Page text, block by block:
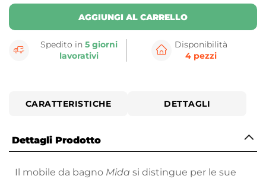
AGGIUNGI AL CARRELLO
Spedito in5 giorni
lavorativi
Disponibilità
4 pezzi
CARATTERISTICHE DETTAGLI
Dettagli Prodotto
Il mobile da bagno Mida si distingue per le sue